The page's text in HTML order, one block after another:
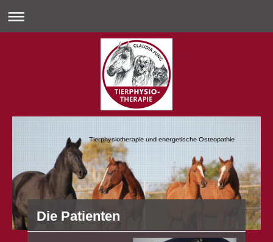
Tierphysiotherapie und energetische Osteopathie
Die Patienten